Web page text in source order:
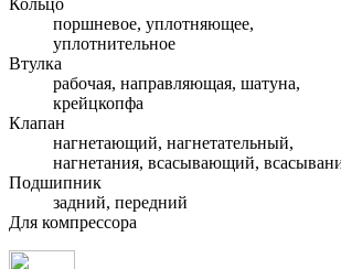
Кольцо
поршневое, уплотняющее,
уплотнительное
Втулка
рабочая, направляющая, шатуна,
крейцкопфа
Клапан
нагнетающий, нагнетательный,
нагнетания, всасывающий,
Подшипник
задний, передний
Для компрессора